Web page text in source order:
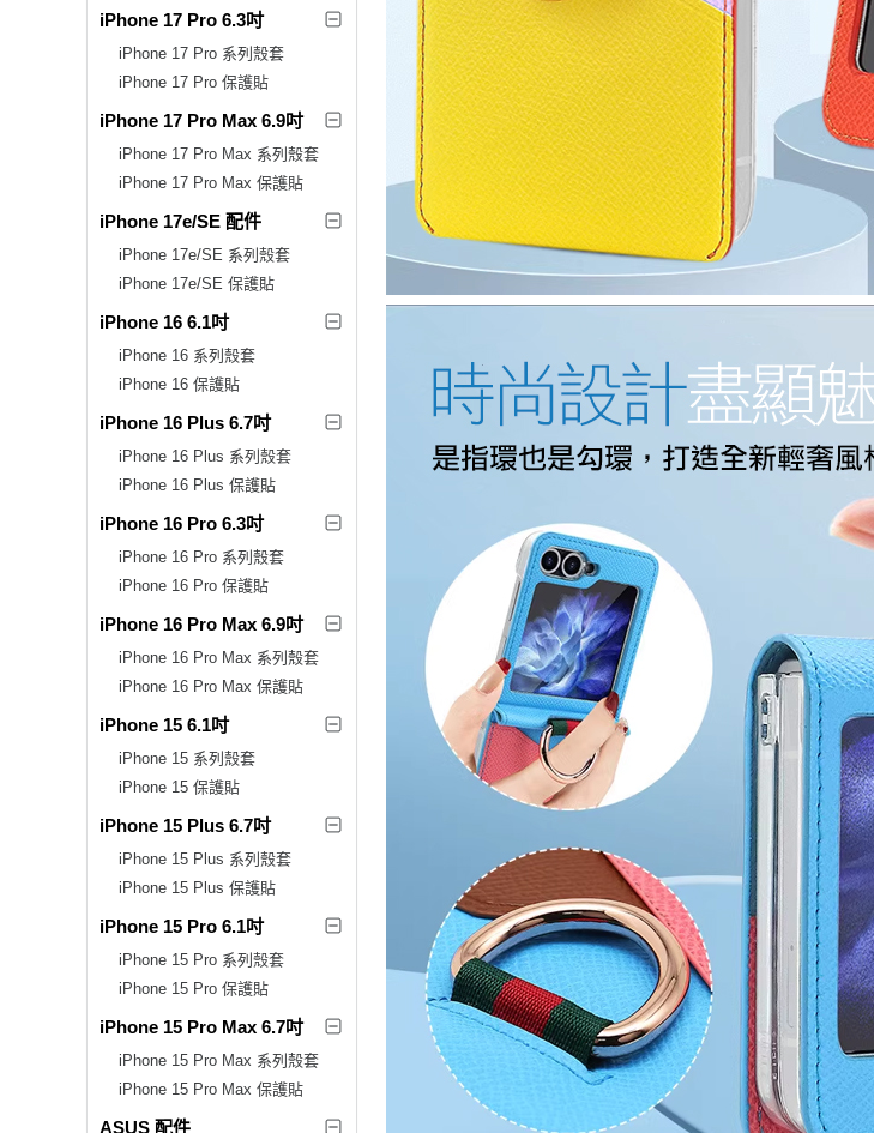
iPhone 17 Pro 6.3吋
iPhone 17 Pro 系列殼套
iPhone 17 Pro 保護貼
iPhone 17 Pro Max 6.9吋
iPhone 17 Pro Max 系列殼套
iPhone 17 Pro Max 保護貼
iPhone 17e/SE 配件
iPhone 17e/SE 系列殼套
iPhone 17e/SE 保護貼
iPhone 16 6.1吋
iPhone 16 系列殼套
iPhone 16 保護貼
iPhone 16 Plus 6.7吋
iPhone 16 Plus 系列殼套
iPhone 16 Plus 保護貼
iPhone 16 Pro 6.3吋
iPhone 16 Pro 系列殼套
iPhone 16 Pro 保護貼
iPhone 16 Pro Max 6.9吋
iPhone 16 Pro Max 系列殼套
iPhone 16 Pro Max 保護貼
iPhone 15 6.1吋
iPhone 15 系列殼套
iPhone 15 保護貼
iPhone 15 Plus 6.7吋
iPhone 15 Plus 系列殼套
iPhone 15 Plus 保護貼
iPhone 15 Pro 6.1吋
iPhone 15 Pro 系列殼套
iPhone 15 Pro 保護貼
iPhone 15 Pro Max 6.7吋
iPhone 15 Pro Max 系列殼套
iPhone 15 Pro Max 保護貼
ASUS 配件